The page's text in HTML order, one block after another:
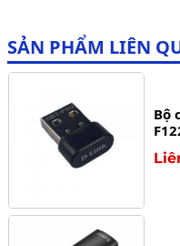
SẢN PHẨM LIÊN
Bộ